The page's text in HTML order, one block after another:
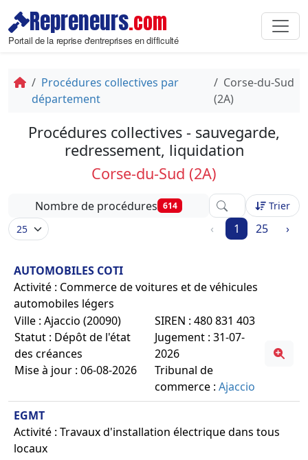
Repreneurs.com
Portail de la reprise d'entreprises en difficulté
Procédures collectives par
département
Corse-du-Sud
(2A)
Procédures collectives - sauvegarde,
redressement, liquidation
Corse-du-Sud (2A)
Nombre de procédures 614 Affinez votreTrier
‹ 1 25 ›
AUTOMOBILES COTI
Activité : Commerce de voitures et de véhicules
automobiles légers
Ville : Ajaccio (20090)
Statut : Dépôt de l'état
des créances
Mise à jour : 06-08-2026
SIREN : 480 831 403
Jugement : 31-07-
2026
Tribunal de
commerce :Ajaccio
EGMT
Activité : Travaux d'installation électrique dans tous
locaux